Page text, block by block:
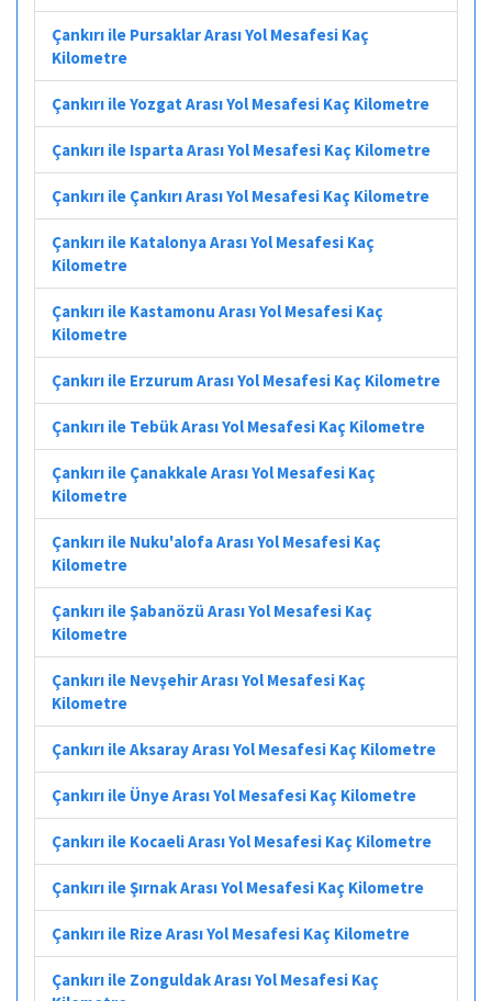
Çankırı ile Pursaklar Arası Yol Mesafesi Kaç
Kilometre
Çankırı ile Yozgat Arası Yol Mesafesi Kaç Kilometre
Çankırı ile Isparta Arası Yol Mesafesi Kaç Kilometre
Çankırı ile Çankırı Arası Yol Mesafesi Kaç Kilometre
Çankırı ile Katalonya Arası Yol Mesafesi Kaç
Kilometre
Çankırı ile Kastamonu Arası Yol Mesafesi Kaç
Kilometre
Çankırı ile Erzurum Arası Yol Mesafesi Kaç Kilometre
Çankırı ile Tebük Arası Yol Mesafesi Kaç Kilometre
Çankırı ile Çanakkale Arası Yol Mesafesi Kaç
Kilometre
Çankırı ile Nuku'alofa Arası Yol Mesafesi Kaç
Kilometre
Çankırı ile Şabanözü Arası Yol Mesafesi Kaç
Kilometre
Çankırı ile Nevşehir Arası Yol Mesafesi Kaç
Kilometre
Çankırı ile Aksaray Arası Yol Mesafesi Kaç Kilometre
Çankırı ile Ünye Arası Yol Mesafesi Kaç Kilometre
Çankırı ile Kocaeli Arası Yol Mesafesi Kaç Kilometre
Çankırı ile Şırnak Arası Yol Mesafesi Kaç Kilometre
Çankırı ile Rize Arası Yol Mesafesi Kaç Kilometre
Çankırı ile Zonguldak Arası Yol Mesafesi Kaç